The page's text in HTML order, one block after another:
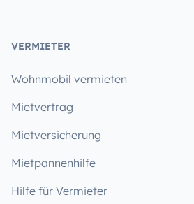
VERMIETER
Wohnmobil vermieten
Mietvertrag
Mietversicherung
Mietpannenhilfe
Hilfe für Vermieter